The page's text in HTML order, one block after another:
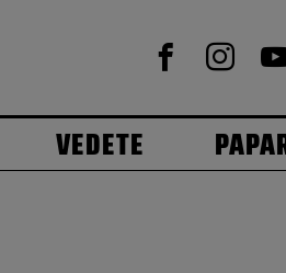
VEDETE